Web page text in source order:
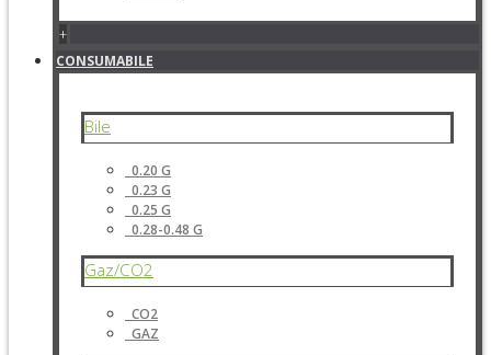
+
CONSUMABILE
Bile
0.20 G
0.23 G
0.25 G
0.28-0.48 G
Gaz/CO2
CO2
GAZ